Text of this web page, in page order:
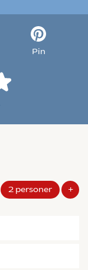
Pin
2 personer +